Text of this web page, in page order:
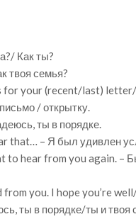
Как ты?
твоя семья?
for your (recent/last)
/ открытку.
ты в порядке.
that… – Я был удивлен
to hear from you again. –
from you. I hope you’re
ты в порядке/ты и твоя